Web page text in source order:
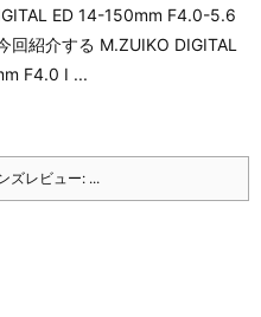
ED 14-150mm F4.0-5.6
回紹介する M.ZUIKO DIGITAL
F4.0 I ...
ズレビュー: ...